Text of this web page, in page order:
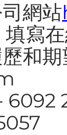
網站
寫
和